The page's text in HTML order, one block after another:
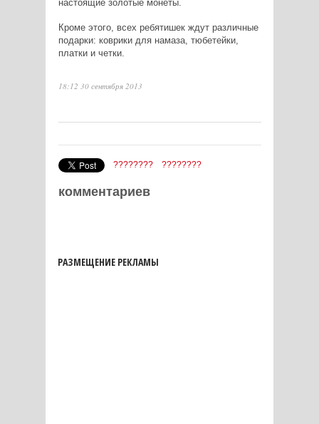
настоящие золотые монеты.
Кроме этого, всех ребятишек ждут различные
подарки: коврики для намаза, тюбетейки,
платки и четки.
18:12 30 сентября 2013
???????? ????????
комментариев
РАЗМЕЩЕНИЕ РЕКЛАМЫ